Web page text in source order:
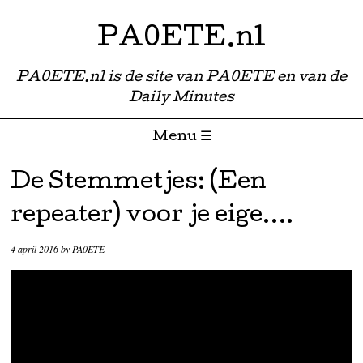
PA0ETE.nl
PA0ETE.nl is de site van PA0ETE en van de
Daily Minutes
Menu ☰
Skip to content
De Stemmetjes: (Een
repeater) voor je eige….
4 april 2016byPA0ETE